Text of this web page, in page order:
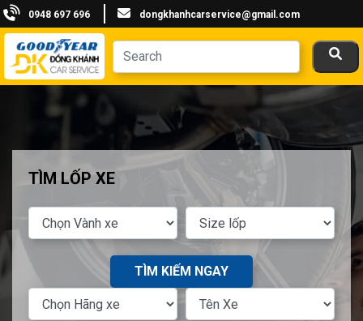
0948 697 696 dongkhanhcarservice@gmail.com
TÌM LỐP XE
TÌM KIẾM NGAY